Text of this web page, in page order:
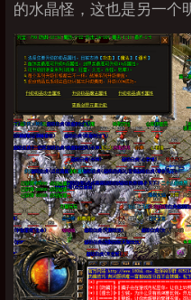
的水晶怪，这也是另一个